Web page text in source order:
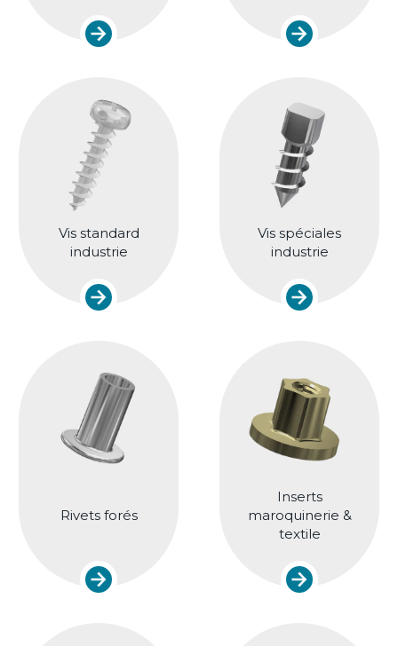
Vis standard
industrie
Vis spéciales
industrie
Rivets forés
Inserts
maroquinerie &
textile